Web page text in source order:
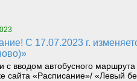
с вводом автобусного
сайта «Расписание»/ «Левый